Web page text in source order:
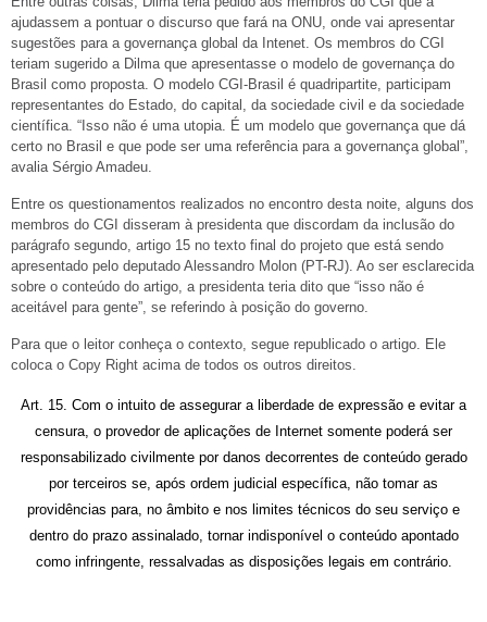
ajudassem a pontuar o discurso que fará na ONU, onde vai apresentar
sugestões para a governança global da Intenet. Os membros do CGI
teriam sugerido a Dilma que apresentasse o modelo de governança do
Brasil como proposta. O modelo CGI-Brasil é quadripartite, participam
representantes do Estado, do capital, da sociedade civil e da sociedade
científica. “Isso não é uma utopia. É um modelo que governança que dá
certo no Brasil e que pode ser uma referência para a governança global”,
avalia Sérgio Amadeu.
Entre os questionamentos realizados no encontro desta noite, alguns dos
membros do CGI disseram à presidenta que discordam da inclusão do
parágrafo segundo, artigo 15 no texto final do projeto que está sendo
apresentado pelo deputado Alessandro Molon (PT-RJ). Ao ser esclarecida
sobre o conteúdo do artigo, a presidenta teria dito que “isso não é
aceitável para gente”, se referindo à posição do governo.
Para que o leitor conheça o contexto, segue republicado o artigo. Ele
coloca o Copy Right acima de todos os outros direitos.
Art. 15. Com o intuito de assegurar a liberdade de expressão e evitar a
censura, o provedor de aplicações de Internet somente poderá ser
responsabilizado civilmente por danos decorrentes de conteúdo gerado
por terceiros se, após ordem judicial específica, não tomar as
providências para, no âmbito e nos limites técnicos do seu serviço e
dentro do prazo assinalado, tornar indisponível o conteúdo apontado
como infringente, ressalvadas as disposições legais em contrário.